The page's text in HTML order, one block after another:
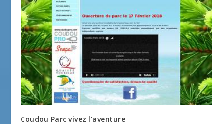
Coudou Parc vivez l’aventure